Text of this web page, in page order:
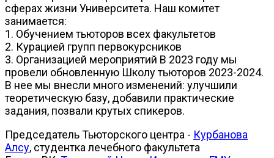
сферах жизни Университета. Наш комитет
занимается:
1. Обучением тьюторов всех факультетов
2. Курацией групп первокурсников
3. Организацией мероприятий В 2023 году мы
провели обновленную Школу тьюторов 2023-2024.
В нее мы внесли много изменений: улучшили
теоретическую базу, добавили практические
задания, позвали крутых спикеров.
Председатель Тьюторского центра - Курбанова
Алсу, студентка лечебного факультета